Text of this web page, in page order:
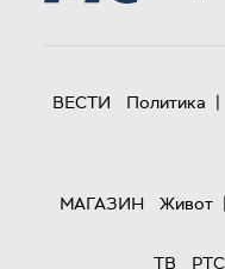
ВЕСТИ Политика |
МАГАЗИН
Живот |
ТВ